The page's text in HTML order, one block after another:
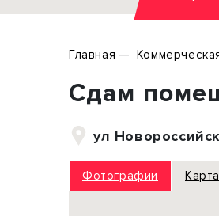
Торговое помещение
Склад
Производство
Главная
Сдам
ул
Фотографии Карта